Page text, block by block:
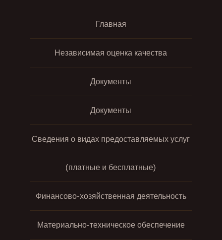
Главная
Независимая оценка качества
Документы
Документы
Сведения о видах предоставляемых услуг
(платные и бесплатные)
Финансово-хозяйственная деятельность
Материально-техническое обеспечение